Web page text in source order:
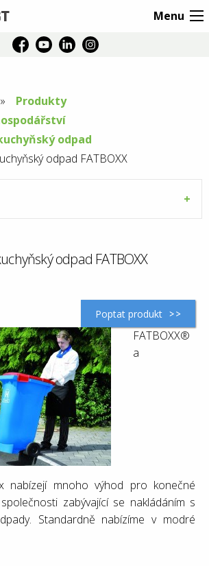
Menu
Produkty
odpad
odpad FATBOXX
odpad FATBOXX
Poptat produkt
FATBOXX®
a
nabízejí mnoho výhod pro konečné
zabývající se nakládáním s
Standardně nabízíme v modré